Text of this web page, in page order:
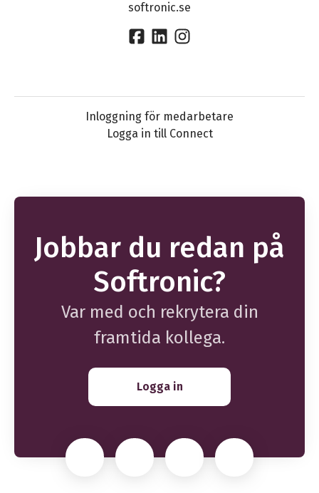
softronic.se
Inloggning för medarbetare
Logga in till Connect
Jobbar du redan på
Softronic?
Var med och rekrytera din
framtida kollega.
Logga in